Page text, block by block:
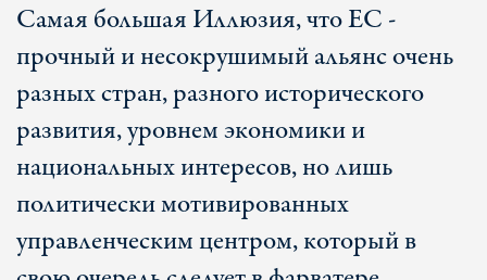
Самая большая Иллюзия, что ЕС -
прочный и несокрушимый альянс очень
разных стран, разного исторического
развития, уровнем экономики и
национальных интересов, но лишь
политически мотивированных
управленческим центром, который в